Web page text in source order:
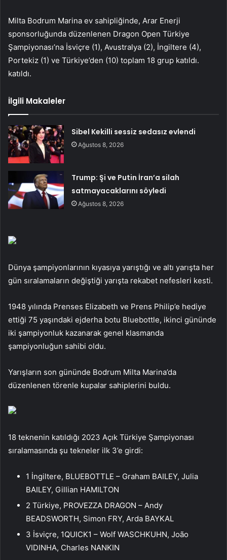
Milta Bodrum Marina ev sahipliğinde, Arar Enerji
sponsorluğunda düzenlenen Dragon Open Türkiye
Şampiyonası’na İsviçre (1), Avustralya (2), İngiltere (4),
Portekiz (1) ve Türkiye’den (10) toplam 18 grup katıldı.
katıldı.
İlgili Makaleler
Sibel Kekilli sessiz sedasız evlendi
Ağustos 8, 2026
Trump: Şi ve Putin İran’a silah
satmayacaklarını söyledi
Ağustos 8, 2026
Dünya şampiyonlarının kıyasıya yarıştığı ve altı yarışta her
gün sıralamaların değiştiği yarışta rekabet nefesleri kesti.
1948 yılında Prenses Elizabeth ve Prens Philip’e hediye
ettiği 75 yaşındaki ejderha botu Bluebottle, ikinci gününde
iki şampiyonluk kazanarak genel klasmanda
şampiyonluğun sahibi oldu.
Yarışların son gününde Bodrum Milta Marina’da
düzenlenen törenle kupalar sahiplerini buldu.
18 teknenin katıldığı 2023 Açık Türkiye Şampiyonası
sıralamasında şu tekneler ilk 3’e girdi:
1 İngiltere, BLUEBOTTLE – Graham BAILEY, Julia
BAILEY, Gillian HAMILTON
2 Türkiye, PROVEZZA DRAGON – Andy
BEADSWORTH, Simon FRY, Arda BAYKAL
3 İsviçre, 1QUICK1 – Wolf WASCHKUHN, João
VIDINHA, Charles NANKIN